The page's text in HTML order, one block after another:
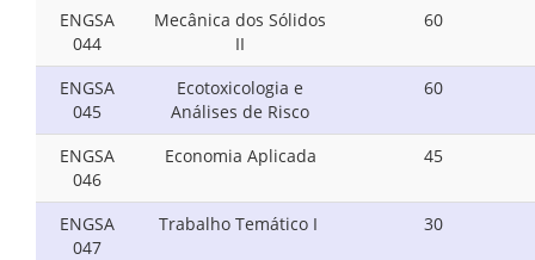
ENGSA
044
Mecânica dos Sólidos
II
60
ENGSA
045
Ecotoxicologia e
Análises de Risco
60
ENGSA
046
Economia Aplicada 45
ENGSA
047
Trabalho Temático I 30